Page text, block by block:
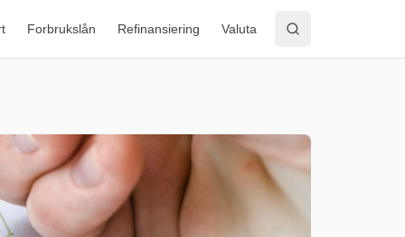
Forbrukslån Refinansiering Valuta